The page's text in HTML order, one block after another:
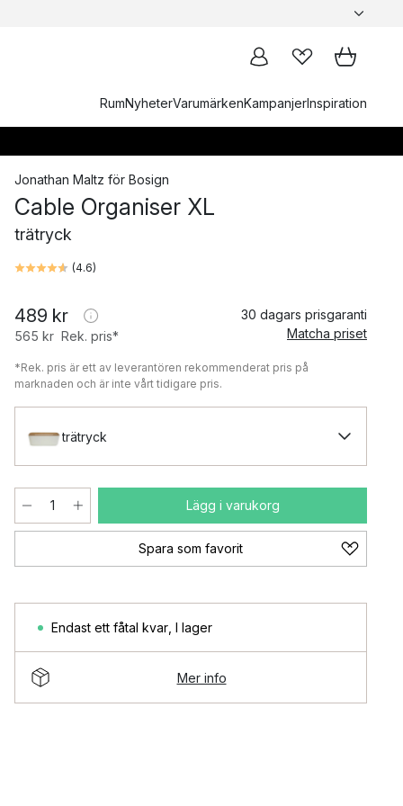
RumNyheterVarumärkenKampanjerInspiration
Jonathan Maltz för Bosign
Cable Organiser XL
trätryck
(4.6)
489 kr
565 kr Rek. pris*
30 dagars prisgaranti
Matcha priset
*Rek. pris är ett av leverantören rekommenderat pris på
marknaden och är inte vårt tidigare pris.
trätryck
Lägg i varukorg
Spara som favorit
Endast ett fåtal kvar I lager
Mer info